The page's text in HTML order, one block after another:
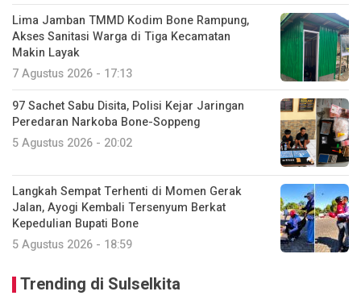
Lima Jamban TMMD Kodim Bone Rampung,
Akses Sanitasi Warga di Tiga Kecamatan
Makin Layak
7 Agustus 2026 - 17:13
97 Sachet Sabu Disita, Polisi Kejar Jaringan
Peredaran Narkoba Bone-Soppeng
5 Agustus 2026 - 20:02
Langkah Sempat Terhenti di Momen Gerak
Jalan, Ayogi Kembali Tersenyum Berkat
Kepedulian Bupati Bone
5 Agustus 2026 - 18:59
Trending di Sulselkita